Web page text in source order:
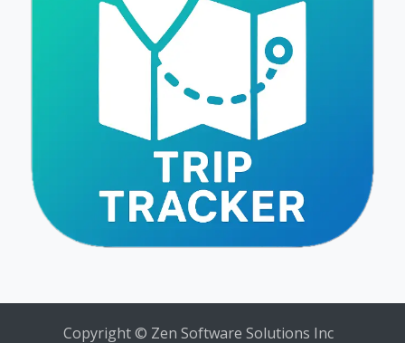
Copyright © Zen Software Solutions Inc